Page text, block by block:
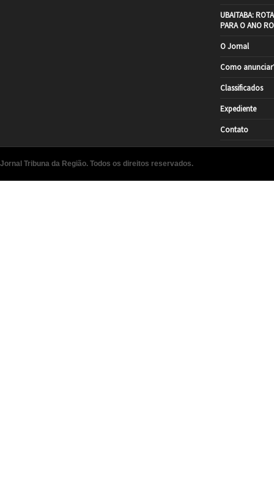
UBAITABA:
PARA O ANO
O Jornal
Como
Classificados
Expediente
Contato
Jornal Tribuna da Região. Todos os direitos reservados.